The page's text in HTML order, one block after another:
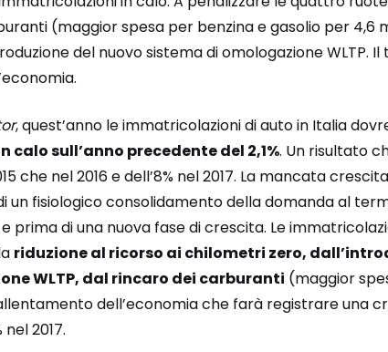
(maggior spesa per benzina e gasolio per 4,6
del nuovo sistema di omologazione WLTP. Il
, quest’anno le immatricolazioni di auto in Italia
calo sull’anno precedente del 2,1%. Un risultato
che nel 2016 e dell’8% nel 2017. La mancata
fisiologico consolidamento della domanda al
prima di una nuova fase di crescita. Le
riduzione al ricorso ai chilometri zero,
WLTP, dal rincaro dei carburanti (maggior
dell’economia che farà registrare una
2017.